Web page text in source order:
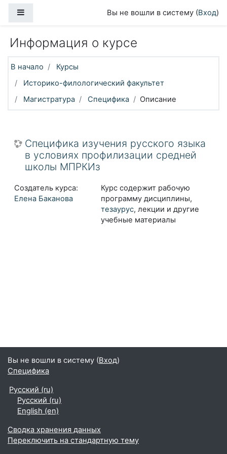
Вы не вошли в систему (Вход)
Информация о курсе
В начало
Курсы
Историко-филологический факультет
Магистратура
Специфика Описание
Специфика изучения русского языка
в условиях профилизации средней
школы МПРКИз
Курс содержит рабочую
программу дисциплины,
тезаурус, лекции и другие
учебные материалы
Создатель курса:
Елена Баканова
Вы не вошли в систему (Вход)
Специфика
Русский ‎(ru)‎
Русский ‎(ru)‎
English ‎(en)‎
Сводка хранения данных
Переключить на стандартную тему